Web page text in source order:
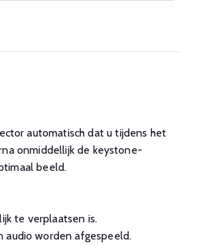
automatisch dat u tijdens het
onmiddellijk de keystone-
beeld.
te verplaatsen is.
audio worden afgespeeld.